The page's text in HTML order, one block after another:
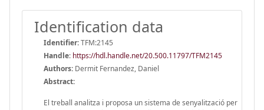
Identification data
Identifier:TFM:2145
Handle: https://hdl.handle.net/20.500.11797/TFM2145
Authors: Dermit Fernandez, Daniel
Abstract:
El treball analitza i proposa un sistema de senyalització per